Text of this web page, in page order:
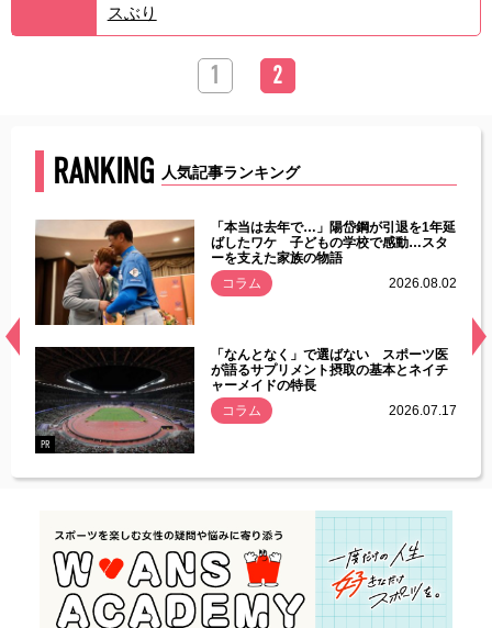
スぶり
1 2
RANKING 人気記事ランキング
常
「本当は去年で…」陽岱鋼が引退を1年延
ばしたワケ 子どもの学校で感動…スタ
ーを支えた家族の物語
コラム
2026.08.02
PR
「なんとなく」で選ばない スポーツ医
が語るサプリメント摂取の基本とネイチ
ャーメイドの特長
コラム
2026.07.17